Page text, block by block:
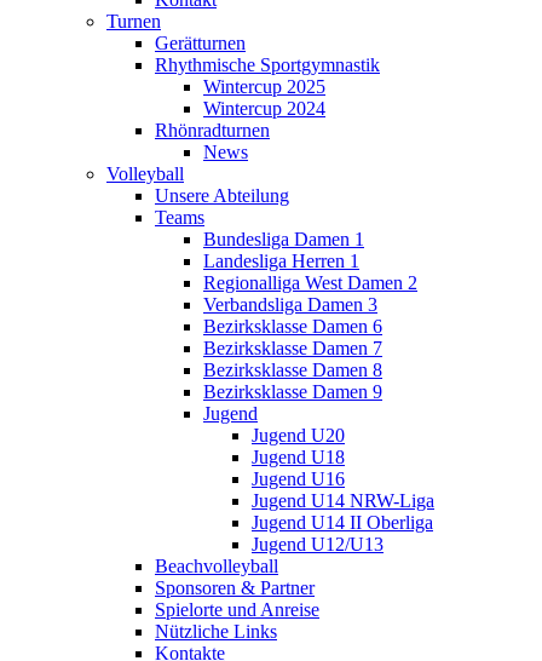
Turnen
Gerätturnen
Rhythmische Sportgymnastik
Wintercup 2025
Wintercup 2024
Rhönradturnen
News
Volleyball
Unsere Abteilung
Teams
Bundesliga Damen 1
Landesliga Herren 1
Regionalliga West Damen 2
Verbandsliga Damen 3
Bezirksklasse Damen 6
Bezirksklasse Damen 7
Bezirksklasse Damen 8
Bezirksklasse Damen 9
Jugend
Jugend U20
Jugend U18
Jugend U16
Jugend U14 NRW-Liga
Jugend U14 II Oberliga
Jugend U12/U13
Beachvolleyball
Sponsoren & Partner
Spielorte und Anreise
Nützliche Links
Kontakte